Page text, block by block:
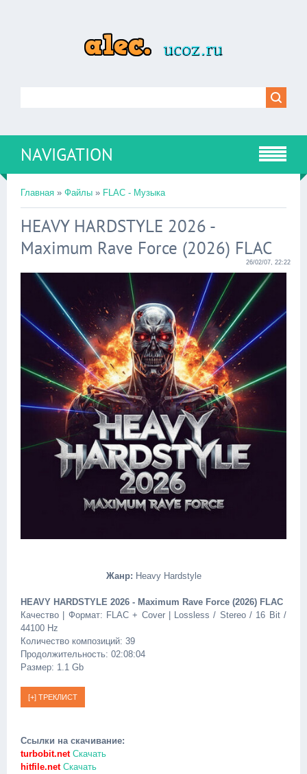
NAVIGATION
Главная » Файлы » FLAC - Музыка
HEAVY HARDSTYLE 2026 -
Maximum Rave Force (2026) FLAC
26/02/07, 22:22
Жанр: Heavy Hardstyle
HEAVY HARDSTYLE 2026 - Maximum Rave Force (2026) FLAC
Качество | Формат: FLAC + Cover | Lossless / Stereo / 16 Bit /
44100 Hz
Количество композиций: 39
Продолжительность: 02:08:04
Размер: 1.1 Gb
Ссылки на скачивание:
turbobit.netСкачать
hitfile.netСкачать